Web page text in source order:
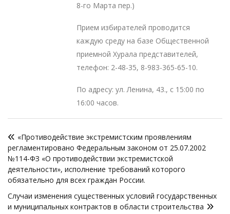
8-го Марта пер.)
Прием избирателей проводится
каждую среду на базе Общественной
приемной Хурала представителей,
телефон: 2-48-35, 8-983-365-65-10.
По адресу: ул. Ленина, 43., с 15:00 по
16:00 часов.
по
записям
«Противодействие экстремистским проявлениям
регламентировано Федеральным законом от 25.07.2002
№114-ФЗ «О противодействии экстремистской
деятельности», исполнение требований которого
обязательно для всех граждан России.
Случаи изменения существенных условий государственных
и муниципальных контрактов в области строительства